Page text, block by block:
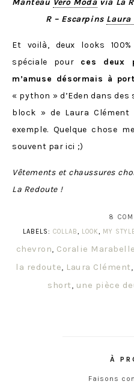
Manteau Vero Modavia La
R – Escarpins Laura
Et voilà, deux looks 100%
spéciale pour ces deux
m’amuse désormais à
« python » d’Eden dans
block » de Laura
exemple. Quelque chose
souvent par ici ;)
Vêtements et chaussures
La Redoute !
8
LABELS: COLLAB, LOOK, MY
chevron, Coralie Marabelle
la redoute, Laura Clément,
short, une pièce
À
Faisons